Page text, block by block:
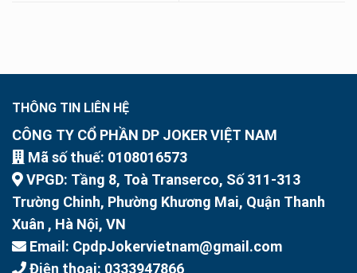
THÔNG TIN LIÊN HỆ
CÔNG TY CỔ PHẦN DP JOKER VIỆT NAM
Mã số thuế: 0108016573
VPGD: Tầng 8, Toà Transerco, Số 311-313
Trường Chinh, Phường Khương Mai, Quận Thanh
Xuân , Hà Nội, VN
Email: CpdpJokervietnam@gmail.com
Điện thoại: 0333947866